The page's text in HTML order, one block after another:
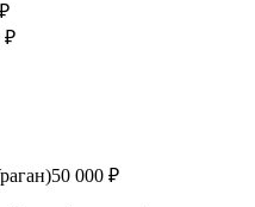
₽
50 000 ₽